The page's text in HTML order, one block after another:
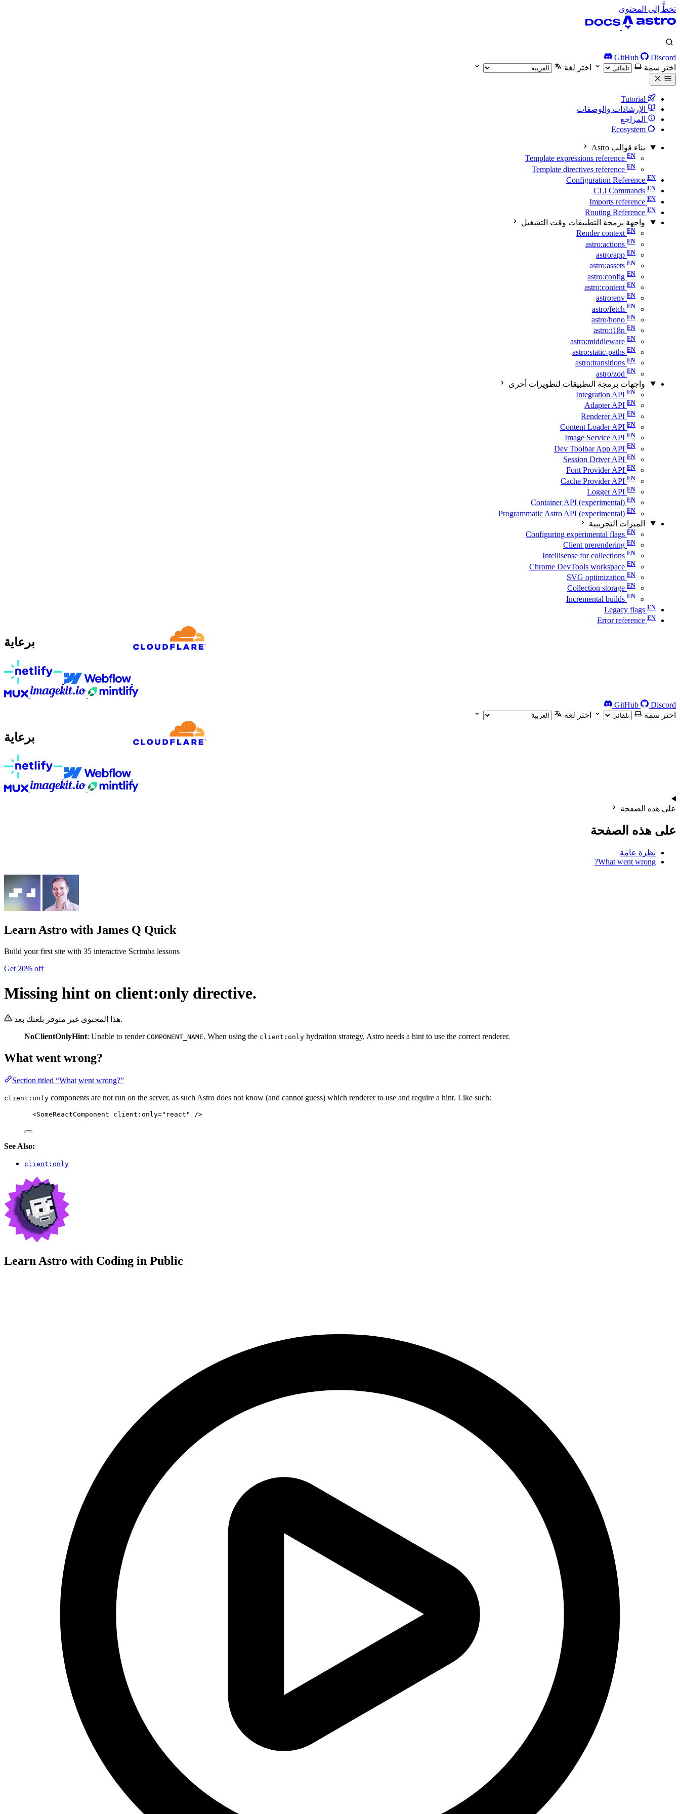
تخطَّ إلى المحتوى
GitHub
Discord
اختر سمة
اختر لغة
الإرشادات والوصفات
المراجع
بناء قوالب Astro
Template expressions reference
Template directives reference
Configuration Reference
CLI Commands
Imports reference
Routing Reference
واجهة برمجة التطبيقات وقت التشغيل
Render context
astro:actions
astro/app
astro:assets
astro:config
astro:content
astro:env
astro/fetch
astro/hono
astro:i18n
astro:middleware
astro:static-paths
astro:transitions
astro/zod
واجهات برمجة التطبيقات لتطويرات أخرى
Integration API
Adapter API
Renderer API
Content Loader API
Image Service API
Dev Toolbar App API
Session Driver API
Font Provider API
Cache Provider API
Logger API
Container API (experimental)
Programmatic Astro API (experimental)
الميزات التجريبية
Configuring experimental flags
Client prerendering
Intellisense for collections
Chrome DevTools workspace
SVG optimization
Collection storage
Incremental builds
Legacy flags
Error reference
برعاية
GitHub
Discord
اختر سمة
اختر لغة
برعاية
على هذه الصفحة
على هذه الصفحة
نظرة عامة
What went wrong?
Learn Astro with James Q Quick
Build your first site with 35 interactive Scrimba lessons
Get 20% off
Missing hint on client:only directive.
هذا المحتوى غير متوفر بلغتك بعد.
NoClientOnlyHint: Unable to render COMPONENT_NAME. When using the client:only hydration strategy, Astro needs a hint to use the correct renderer.
What went wrong?
Section titled “What went wrong?”
client:only components are not run on the server, as such Astro does not know (and cannot guess) which renderer to use and require a hint. Like such:
<SomeReactComponent client:only=" react " />
See Also:
client:only
Learn Astro with Coding in Public